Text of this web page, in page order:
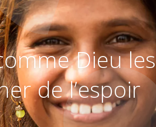
Dieu les
de l’espoir